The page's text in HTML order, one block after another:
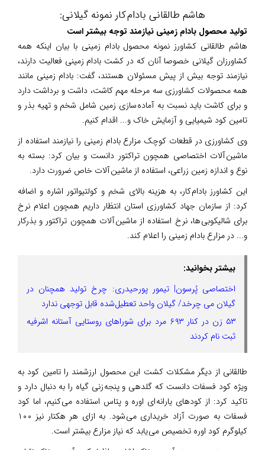
هاشم طالقانی بادام کار نمونه گیلانی:
تولید محصول بادام زمینی نیازمند توجه بیشتر است
هاشم طالقانی کشاورز نمونه محصول بادام زمینی با بیان اینکه همه
کشاورزان گیلانی خصوصا آنان که در کشت بادام زمینی فعالیت دارند،
نیازمند توجه بیش از پیش مسئولان هستند، گفت: بادام زمینی مانند
همه محصولات کشاورزی سه مرحله مهم کاشت، داشت و برداشت دارد
و برای کاشت باید نسبت به آماده سازی زمین شامل شخم و تهیه بذر و
تامین کود شیمیایی و آزمایش خاک و... اقدام کنیم.
وی کشاورزی در قطعات کوچک مزارع بادام زمینی را نیازمند استفاده از
ماشین آلات اختصاصی همچون تراکتور دانست و بیان کرد: بسته به
نوع و اندازه زمین زراعی، استفاده از ماشین آلات خاص ضرورت دارد.
این کشاورز بادام کار، به هزینه بالای شخم و کولتیواتور اشاره و اضافه
کرد: از سازمان جهاد کشاورزی استان انتظار داریم همچون اعلام نرخ
برای شالیکوبی ها، نرخ استفاده از ماشین آلات همچون تراکتور و بذرکار
و... در مزارع بادام زمینی را اعلام کند.
بیشتر بخوانید:
اختصاصی پُرسون| تیمور پورحیدری: چرخ تولید همچنان در
گیلان می چرخد/ گیلان واحد تعطیل‌شده قابل توجهی ندارد
۵۳ زن در کنار ۶۹۳ مرد برای شوراهای روستایی آستانه اشرفیه
ثبت نام کردند
طالقانی از دیگر مشکلات کشت این محصول ارزشمند را تامین کود به
ویژه کود فسفات دانست که گلدهی و پنجه زنی گیاه را به دنبال دارد و
تاکید کرد: از کودهای یارانه ای اوره و پتاس استفاده می کنیم، اما کود
فسفات به صورت آزاد خریداری می شود. به ازای هر هکتار نیز ۱۰۰
کیلوگرم کود اوره تخصیص می یابد که نیاز مزارع بیشتر است.